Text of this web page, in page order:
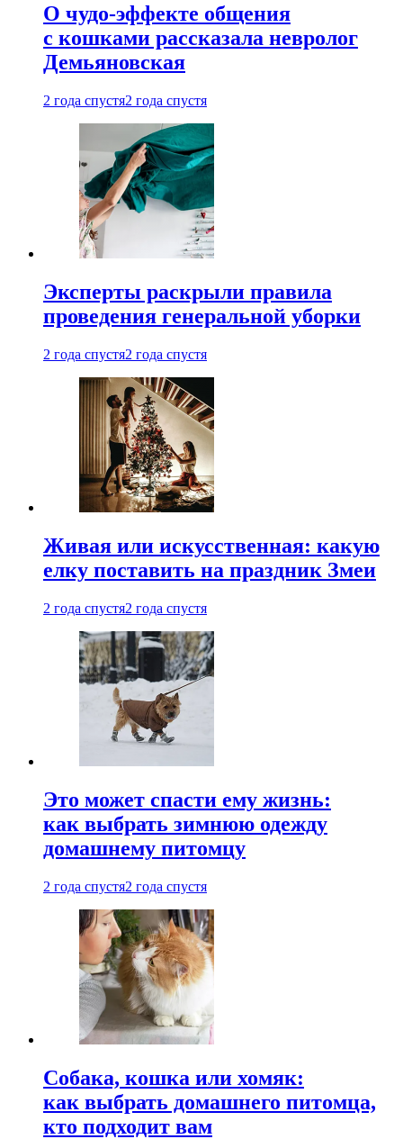
О чудо-эффекте общения
с кошками рассказала невролог
Демьяновская
2 года спустя2 года спустя
Эксперты раскрыли правила
проведения генеральной уборки
2 года спустя2 года спустя
Живая или искусственная: какую
елку поставить на праздник Змеи
2 года спустя2 года спустя
Это может спасти ему жизнь:
как выбрать зимнюю одежду
домашнему питомцу
2 года спустя2 года спустя
Собака, кошка или хомяк:
как выбрать домашнего питомца,
кто подходит вам